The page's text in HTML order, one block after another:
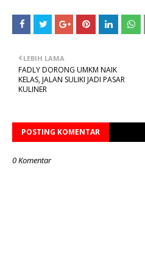
LEBIH LAMA
FADLY DORONG UMKM NAIK
KELAS, JALAN SULIKI JADI PASAR
KULINER
POSTING KOMENTAR
0 Komentar